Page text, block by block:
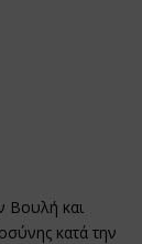
Βουλή και
κατά την